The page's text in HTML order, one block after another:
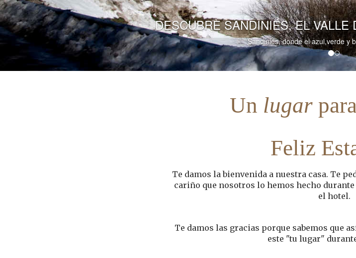
DESCUBRE EL
En el corazón del Valle de Tena un
Un lugar
Feliz
Te damos la bienvenida a nuestra casa. Te
cariño que nosotros lo hemos hecho
el hotel.
Te damos las gracias porque sabemos que
este "tu lugar"